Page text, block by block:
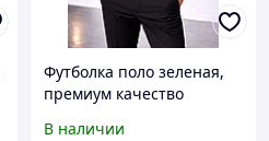
Футболка поло зеленая,
премиум качество
В наличии